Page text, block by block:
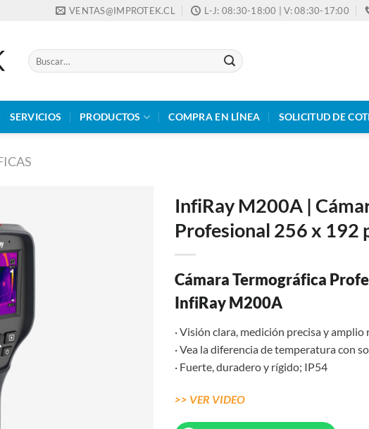
VENTAS@IMPROTEK.CL L-J: 08:30-18:00 | V: 08:30-17:00
Buscar
por:
SERVICIOS PRODUCTOS COMPRA EN LÍNEA SOLICITUD DE
InfiRay M200A |
Profesional 256 x 192
Cámara Termográfica
InfiRay M200A
· Visión clara, medición precisa y amplio
· Vea la diferencia de temperatura con
· Fuerte, duradero y rígido; IP54
>> VER VIDEO